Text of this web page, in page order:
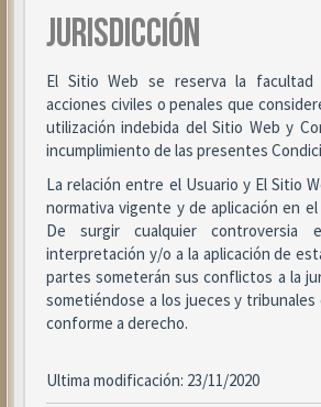
JURISDICCIÓN
El Sitio Web se reserva la facultad
acciones civiles o penales que
utilización indebida del Sitio Web y
incumplimiento de las presentes
La relación entre el Usuario y El Sitio
normativa vigente y de aplicación en
De surgir cualquier controversia
interpretación y/o a la aplicación de
partes someterán sus conflictos a la
sometiéndose a los jueces y
conforme a derecho.
Ultima modificación: 23/11/2020